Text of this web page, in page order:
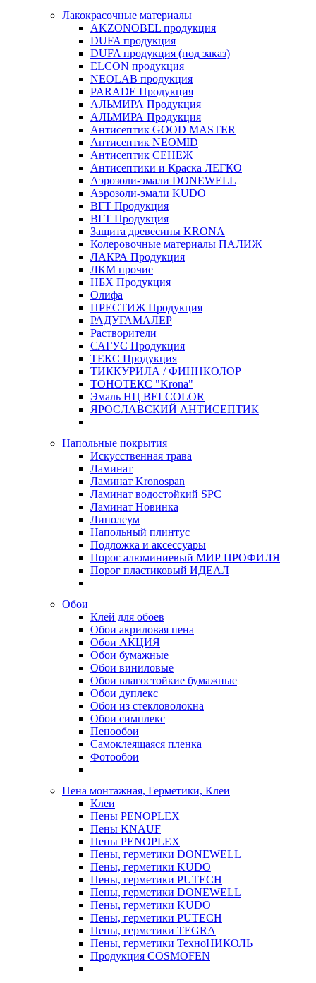
Лакокрасочные материалы
AKZONOBEL продукция
DUFA продукция
DUFA продукция (под заказ)
ELCON продукция
NEOLAB продукция
PARADE Продукция
АЛЬМИРА Продукция
АЛЬМИРА Продукция
Антисептик GOOD MASTER
Антисептик NEOMID
Антисептик СЕНЕЖ
Антисептики и Краска ЛЕГКО
Аэрозоли-эмали DONEWELL
Аэрозоли-эмали KUDO
ВГТ Продукция
ВГТ Продукция
Защита древесины KRONA
Колеровочные материалы ПАЛИЖ
ЛАКРА Продукция
ЛКМ прочие
НБХ Продукция
Олифа
ПРЕСТИЖ Продукция
РАДУГАМАЛЕР
Растворители
САГУС Продукция
ТЕКС Продукция
ТИККУРИЛА / ФИННКОЛОР
ТОНОТЕКС "Krona"
Эмаль НЦ BELCOLOR
ЯРОСЛАВСКИЙ АНТИСЕПТИК
Напольные покрытия
Искусственная трава
Ламинат
Ламинат Kronospan
Ламинат водостойкий SPC
Ламинат Новинка
Линолеум
Напольный плинтус
Подложка и аксессуары
Порог алюминиевый МИР ПРОФИЛЯ
Порог пластиковый ИДЕАЛ
Обои
Клей для обоев
Обои акриловая пена
Обои АКЦИЯ
Обои бумажные
Обои виниловые
Обои влагостойкие бумажные
Обои дуплекс
Обои из стекловолокна
Обои симплекс
Пенообои
Самоклеящаяся пленка
Фотообои
Пена монтажная, Герметики, Клеи
Клеи
Пены PENOPLEX
Пены KNAUF
Пены PENOPLEX
Пены, герметики DONEWELL
Пены, герметики KUDO
Пены, герметики PUTECH
Пены, герметики DONEWELL
Пены, герметики KUDO
Пены, герметики PUTECH
Пены, герметики TEGRA
Пены, герметики ТехноНИКОЛЬ
Продукция COSMOFEN